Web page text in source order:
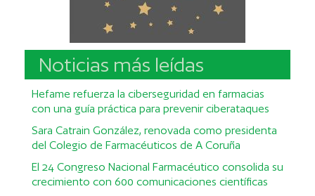
Noticias más leídas
Hefame refuerza la ciberseguridad en farmacias
con una guía práctica para prevenir ciberataques
Sara Catrain González, renovada como presidenta
del Colegio de Farmacéuticos de A Coruña
El 24 Congreso Nacional Farmacéutico consolida su
crecimiento con 600 comunicaciones científicas